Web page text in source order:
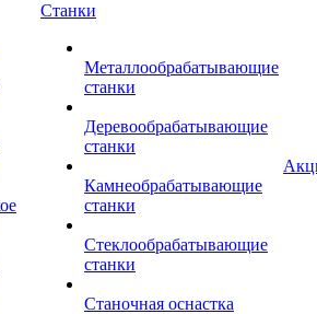
Станки
Металлообрабатывающие
станки
Деревообрабатывающие
станки
Камнеобрабатывающие
станки
Стеклообрабатывающие
станки
Станочная оснастка